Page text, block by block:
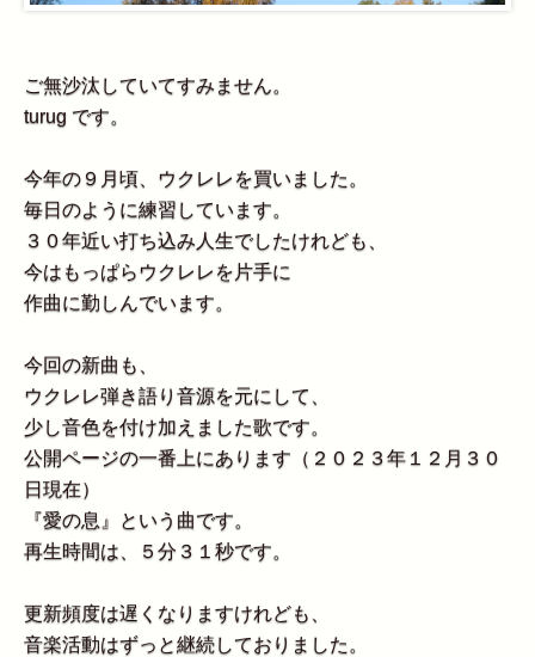
ご無沙汰していてすみません。
turug です。
今年の９月頃、ウクレレを買いました。
毎日のように練習しています。
３０年近い打ち込み人生でしたけれども、
今はもっぱらウクレレを片手に
作曲に勤しんでいます。
今回の新曲も、
ウクレレ弾き語り音源を元にして、
少し音色を付け加えました歌です。
公開ページの一番上にあります（２０２３年１２月３０
日現在）
『愛の息』という曲です。
再生時間は、５分３１秒です。
更新頻度は遅くなりますけれども、
音楽活動はずっと継続しておりました。